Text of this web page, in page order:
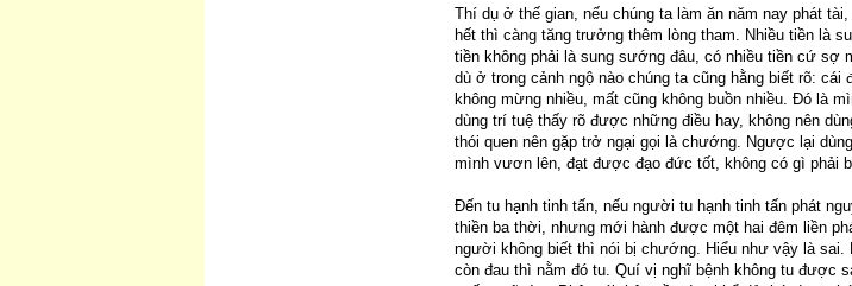
Thí dụ ở thế gian, nếu chúng ta làm ăn năm nay phát
hết thì càng tăng trưởng thêm lòng tham. Nhiều tiền là
tiền không phải là sung sướng đâu, có nhiều tiền cứ sợ
dù ở trong cảnh ngộ nào chúng ta cũng hằng biết rõ:
không mừng nhiều, mất cũng không buồn nhiều. Đó là
dùng trí tuệ thấy rõ được những điều hay, không nên
thói quen nên gặp trở ngại gọi là chướng. Ngược lại
mình vươn lên, đạt được đạo đức tốt, không có gì phải
Đến tu hạnh tinh tấn, nếu người tu hạnh tinh tấn phát
thiền ba thời, nhưng mới hành được một hai đêm liền
người không biết thì nói bị chướng. Hiểu như vậy là sai.
còn đau thì nằm đó tu. Quí vị nghĩ bệnh không tu được